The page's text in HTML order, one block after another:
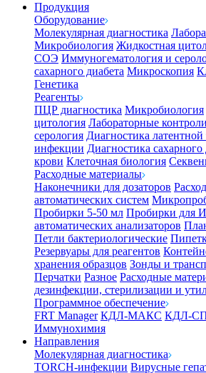
Продукция
Оборудование
Молекулярная диагностика
Микробиология Жидкостная
СОЭ Иммуногематология и
сахарного диабета Микроскопия
Генетика
Реагенты
ПЦР диагностика Микробиология
цитология Лабораторные контроли
серология Диагностика латентной
инфекции Диагностика сахарного
крови Клеточная биология
Расходные материалы
Наконечники для дозаторов
автоматических систем
Пробирки 5-50 мл Пробирки для
автоматических анализаторов
Петли бактериологические
Резервуары для реагентов
хранения образцов Зонды и
Перчатки Разное Расходные
дезинфекции, стерилизации и
Программное обеспечение
FRT Manager КДЛ-МАКС КДЛ-
Иммунохимия
Направления
Молекулярная диагностика
TORCH-инфекции Вирусные